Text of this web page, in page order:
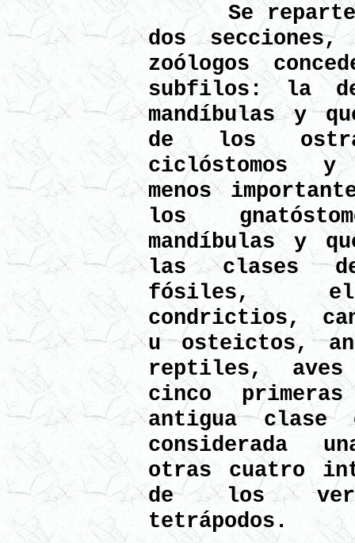
Se reparten
dos
zoólogos
subfilos: la
mandíbulas y
de los
ciclóstomos
menos
los
mandíbulas y
las clases
fósiles,
condrictios,
u osteictos,
reptiles,
cinco
antigua clase
considerada
otras cuatro
de los
tetrápodos.